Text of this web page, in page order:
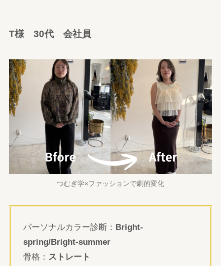
T様 30代 会社員
つむぎ学×ファッションで劇的変化
パーソナルカラー診断： Bright-
spring/Bright-summer
骨格： ストレート